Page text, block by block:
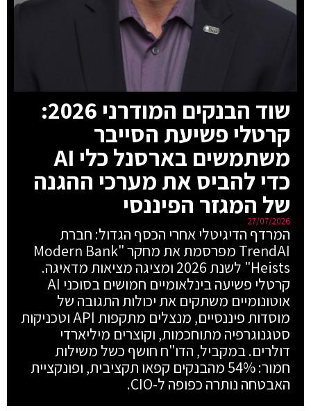
שוד הבנקים המודרני 2026:
קרטלי פשיעת הסייבר
משתמשים בארסנל כלי AI
כדי להביס את מערכי ההגנה
של המגזר הפיננסי
27/07/2026
המרדף הדיגיטלי אחרי הכסף הגדול: חברת
TrendAI מפרסמת את מחקר "Modern Bank
Heists" לשנת 2026 ומציגה מציאות מדאיגה.
קרטלי פשיעה בינלאומיים חמושים בסוכני AI
אוטונומיים משתקים את יכולות התגובה של
מוסדות פיננסיים, מנצלים מתקפות API וטכניקות
סטגנוגרפיה מתוחכמות, וקוצרים מיליארדי
דולרים. במקביל, הדו"ח חושף כשל משילות
חמור: 54% מהבנקים קפאו תקציבית, ופונקציית
האבטחה נותרה כפופה ל-CIO.